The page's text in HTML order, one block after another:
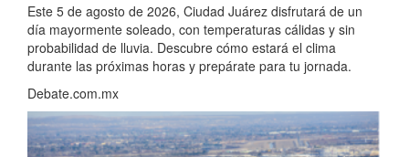
Este 5 de agosto de 2026, Ciudad Juárez disfrutará de un
día mayormente soleado, con temperaturas cálidas y sin
probabilidad de lluvia. Descubre cómo estará el clima
durante las próximas horas y prepárate para tu jornada.
Debate.com.mx